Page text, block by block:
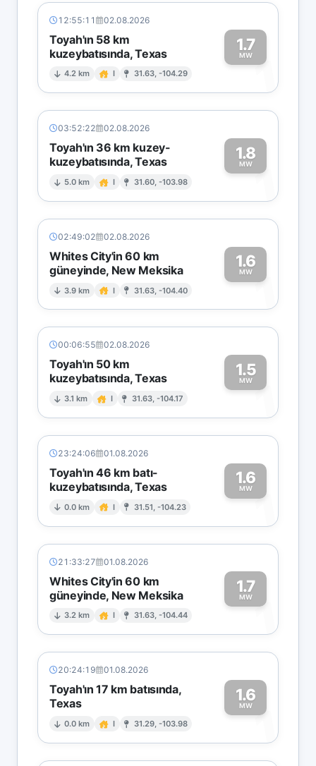
12:55:11 02.08.2026
Toyah'ın 58 km
kuzeybatısında, Texas
4.2 km I 31.63, -104.29
1.7
MW1
03:52:22 02.08.2026
Toyah'ın 36 km kuzey-
kuzeybatısında, Texas
5.0 km I 31.60, -103.98
1.8
MW1
02:49:02 02.08.2026
Whites City'in 60 km
güneyinde, New Meksika
3.9 km I 31.63, -104.40
1.6
MW1
00:06:55 02.08.2026
Toyah'ın 50 km
kuzeybatısında, Texas
3.1 km I 31.63, -104.17
1.5
MW1
23:24:06 01.08.2026
Toyah'ın 46 km batı-
kuzeybatısında, Texas
0.0 km I 31.51, -104.23
1.6
MW1
21:33:27 01.08.2026
Whites City'in 60 km
güneyinde, New Meksika
3.2 km I 31.63, -104.44
1.7
MW1
20:24:19 01.08.2026
Toyah'ın 17 km batısında,
Texas
0.0 km I 31.29, -103.98
1.6
MW1